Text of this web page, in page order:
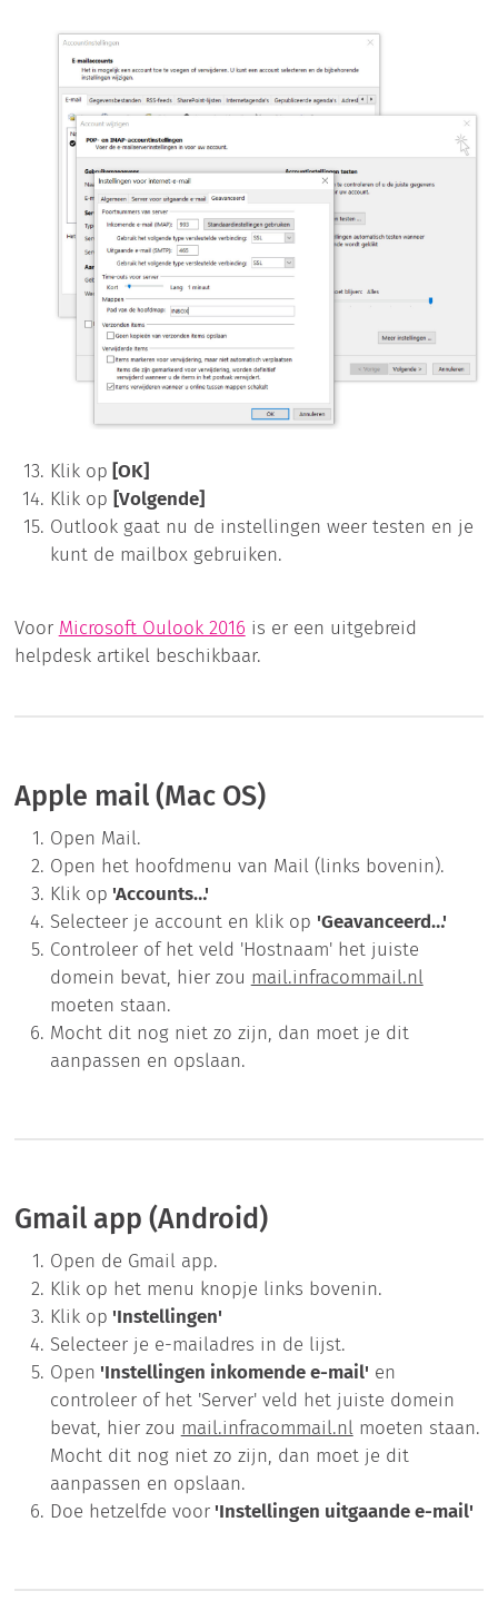
Klik op [OK]
Klik op [Volgende]
Outlook gaat nu de instellingen weer testen en je
kunt de mailbox gebruiken.
Voor Microsoft Oulook 2016 is er een uitgebreid
helpdesk artikel beschikbaar.
Apple mail (Mac OS)
Open Mail.
Open het hoofdmenu van Mail (links bovenin).
Klik op 'Accounts…'
Selecteer je account en klik op 'Geavanceerd…'
Controleer of het veld 'Hostnaam' het juiste
domein bevat, hier zou mail.infracommail.nl
moeten staan.
Mocht dit nog niet zo zijn, dan moet je dit
aanpassen en opslaan.
Gmail app (Android)
Open de Gmail app.
Klik op het menu knopje links bovenin.
Klik op 'Instellingen'
Selecteer je e-mailadres in de lijst.
Open 'Instellingen inkomende e-mail' en
controleer of het 'Server' veld het juiste domein
bevat, hier zou mail.infracommail.nl moeten staan.
Mocht dit nog niet zo zijn, dan moet je dit
aanpassen en opslaan.
Doe hetzelfde voor'Instellingen uitgaande e-mail'